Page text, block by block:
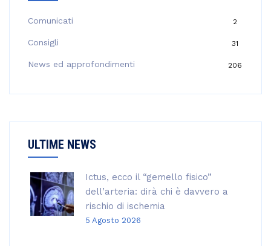
Comunicati 2
Consigli 31
News ed approfondimenti 206
ULTIME NEWS
Ictus, ecco il “gemello fisico”
dell’arteria: dirà chi è davvero a
rischio di ischemia
5 Agosto 2026